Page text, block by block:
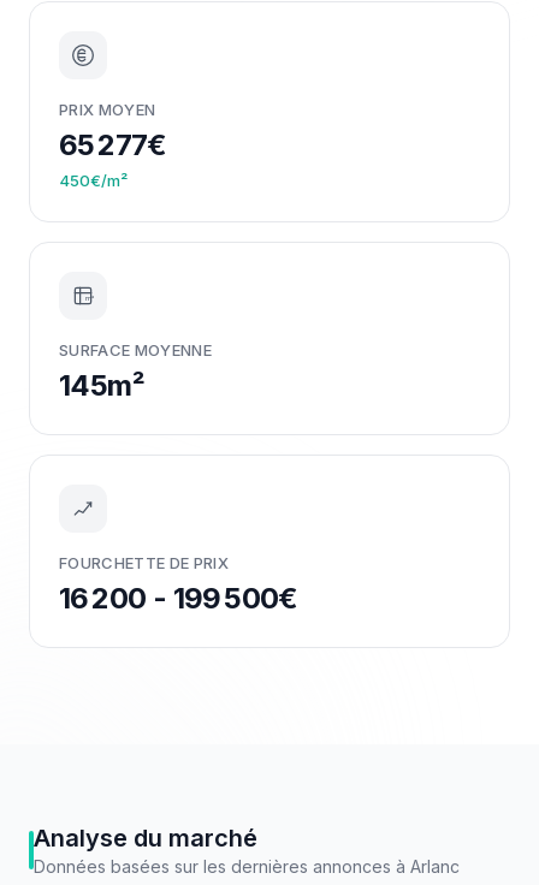
PRIX MOYEN
65 277€
450€/m²
m²
SURFACE MOYENNE
145m²
FOURCHETTE DE PRIX
16 200 - 199 500€
Analyse du marché
Données basées sur les dernières annonces à Arlanc